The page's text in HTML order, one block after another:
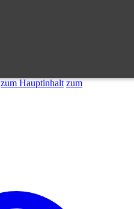
zum Hauptinhalt zum